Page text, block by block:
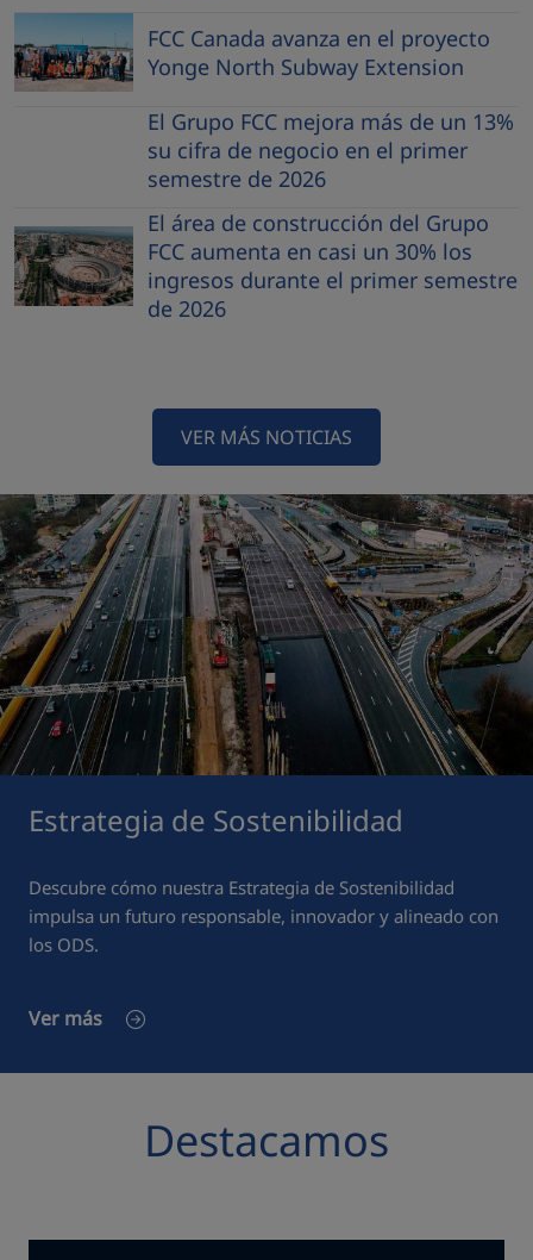
FCC Canada avanza en el proyecto
Yonge North Subway Extension
El Grupo FCC mejora más de un 13%
su cifra de negocio en el primer
semestre de 2026
El área de construcción del Grupo
FCC aumenta en casi un 30% los
ingresos durante el primer semestre
de 2026
VER MÁS NOTICIAS
Estrategia de Sostenibilidad
Descubre cómo nuestra Estrategia de Sostenibilidad
impulsa un futuro responsable, innovador y alineado con
los ODS.
Ver más
Destacamos